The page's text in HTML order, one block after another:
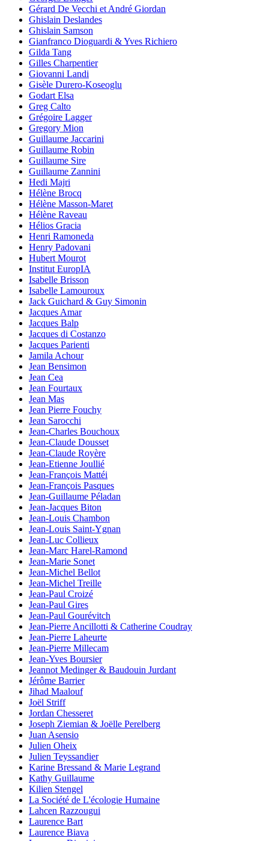
Gérard De Vecchi et André Giordan
Ghislain Deslandes
Ghislain Samson
Gianfranco Dioguardi & Yves Richiero
Gilda Tang
Gilles Charpentier
Giovanni Landi
Gisèle Durero-Koseoglu
Godart Elsa
Greg Calto
Grégoire Lagger
Gregory Mion
Guillaume Jaccarini
Guillaume Robin
Guillaume Sire
Guillaume Zannini
Hedi Majri
Hélène Brocq
Hélène Masson-Maret
Hélène Raveau
Hélios Gracia
Henri Ramoneda
Henry Padovani
Hubert Mourot
Institut EuropIA
Isabelle Brisson
Isabelle Lamouroux
Jack Guichard & Guy Simonin
Jacques Amar
Jacques Balp
Jacques di Costanzo
Jacques Parienti
Jamila Achour
Jean Bensimon
Jean Cea
Jean Fourtaux
Jean Mas
Jean Pierre Fouchy
Jean Sarocchi
Jean-Charles Bouchoux
Jean-Claude Dousset
Jean-Claude Royère
Jean-Etienne Joullié
Jean-François Mattéi
Jean-François Pasques
Jean-Guillaume Péladan
Jean-Jacques Biton
Jean-Louis Chambon
Jean-Louis Saint-Ygnan
Jean-Luc Collieux
Jean-Marc Harel-Ramond
Jean-Marie Sonet
Jean-Michel Bellot
Jean-Michel Treille
Jean-Paul Croizé
Jean-Paul Gires
Jean-Paul Gourévitch
Jean-Pierre Ancillotti & Catherine Coudray
Jean-Pierre Laheurte
Jean-Pierre Millecam
Jean-Yves Boursier
Jeannot Medinger & Baudouin Jurdant
Jérôme Barrier
Jihad Maalouf
Joël Striff
Jordan Chesseret
Joseph Ziemian & Joëlle Perelberg
Juan Asensio
Julien Oheix
Julien Teyssandier
Karine Bressand & Marie Legrand
Kathy Guillaume
Kilien Stengel
La Société de L'écologie Humaine
Lahcen Razzougui
Laurence Bart
Laurence Biava